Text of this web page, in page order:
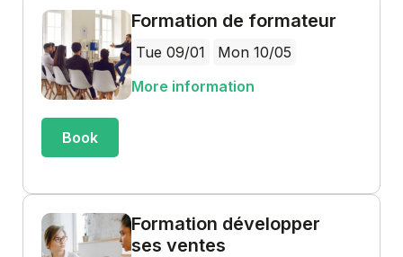
Formation de formateur
Tue 09/01
Mon 10/05
More information
Book
Formation développer
ses ventes